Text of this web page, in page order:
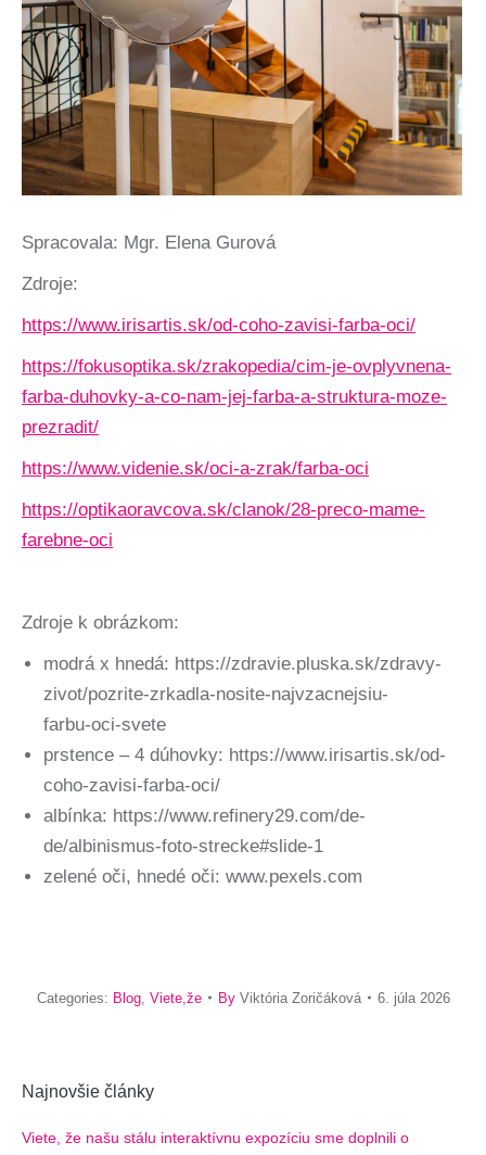
Spracovala: Mgr. Elena Gurová
Zdroje:
https://www.irisartis.sk/od-coho-zavisi-farba-oci/
https://fokusoptika.sk/zrakopedia/cim-je-ovplyvnena-
farba-duhovky-a-co-nam-jej-farba-a-struktura-moze-
prezradit/
https://www.videnie.sk/oci-a-zrak/farba-oci
https://optikaoravcova.sk/clanok/28-preco-mame-
farebne-oci
Zdroje k obrázkom:
modrá x hnedá: https://zdravie.pluska.sk/zdravy-
zivot/pozrite-zrkadla-nosite-najvzacnejsiu-
farbu-oci-svete
prstence – 4 dúhovky: https://www.irisartis.sk/od-
coho-zavisi-farba-oci/
albínka: https://www.refinery29.com/de-
de/albinismus-foto-strecke#slide-1
zelené oči, hnedé oči: www.pexels.com
Categories: Blog, Viete,že By Viktória Zoričáková 6. júla 2026
Najnovšie články
Viete, že našu stálu interaktívnu expozíciu sme doplnili o